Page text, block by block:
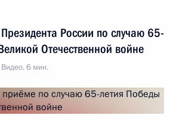
России по случаю 65-
Отечественной войне
Видео, 6 мин.